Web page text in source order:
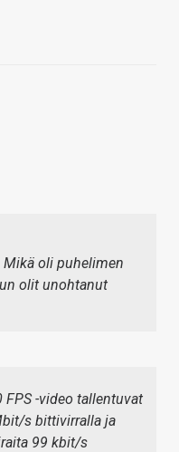
oli puhelimen
olit unohtanut
FPS -video tallentuvat
s bittivirralla ja
99 kbit/s